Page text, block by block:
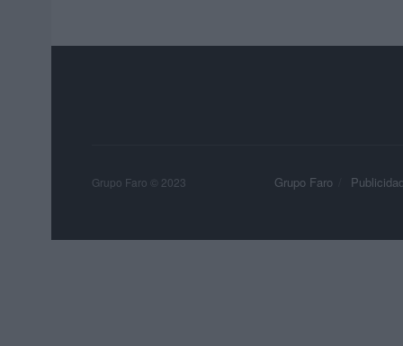
Grupo Faro Publicidad
Grupo Faro © 2023